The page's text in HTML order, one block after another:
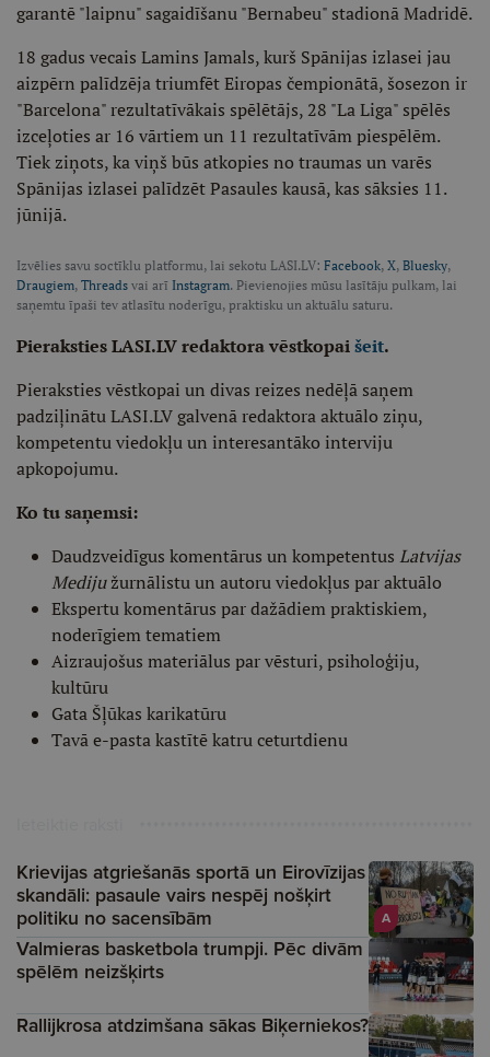
garantē "laipnu" sagaidīšanu "Bernabeu" stadionā Madridē.
18 gadus vecais Lamins Jamals, kurš Spānijas izlasei jau
aizpērn palīdzēja triumfēt Eiropas čempionātā, šosezon ir
"Barcelona" rezultatīvākais spēlētājs, 28 "La Liga" spēlēs
izceļoties ar 16 vārtiem un 11 rezultatīvām piespēlēm.
Tiek ziņots, ka viņš būs atkopies no traumas un varēs
Spānijas izlasei palīdzēt Pasaules kausā, kas sāksies 11.
jūnijā.
Izvēlies savu soctīklu platformu, lai sekotu LASI.LV: Facebook, X, Bluesky,
Draugiem, Threads vai arī Instagram. Pievienojies mūsu lasītāju pulkam, lai
saņemtu īpaši tev atlasītu noderīgu, praktisku un aktuālu saturu.
Pieraksties LASI.LV redaktora vēstkopaišeit.
Pieraksties vēstkopai un divas reizes nedēļā saņem
padziļinātu LASI.LV galvenā redaktora aktuālo ziņu,
kompetentu viedokļu un interesantāko interviju
apkopojumu.
Ko tu saņemsi:
Daudzveidīgus komentārus un kompetentus Latvijas
Medijužurnālistu un autoru viedokļus par aktuālo
Ekspertu komentārus par dažādiem praktiskiem,
noderīgiem tematiem
Aizraujošus materiālus par vēsturi, psiholoģiju,
kultūru
Gata Šļūkas karikatūru
Tavā e-pasta kastītē katru ceturtdienu
A
Krievijas atgriešanās sportā un Eirovīzijas
skandāli: pasaule vairs nespēj nošķirt
politiku no sacensībām
Valmieras basketbola trumpji. Pēc divām
spēlēm neizšķirts
Rallijkrosa atdzimšana sākas Biķerniekos?